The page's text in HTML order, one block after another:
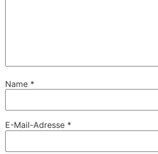
Name *
E-Mail-Adresse *